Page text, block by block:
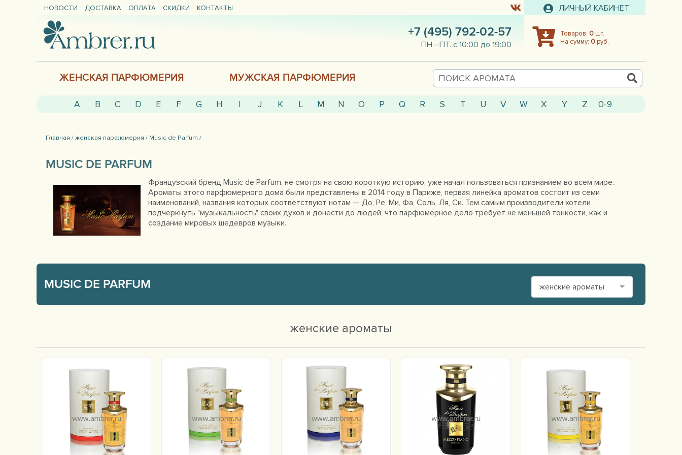
НОВОСТИ ДОСТАВКА ОПЛАТА СКИДКИ КОНТАКТЫ ЛИЧНЫЙ КАБИНЕТ
Товаров: 0шт.
На сумму: 0руб.
+7 (495) 792-02-57
ПН.–ПТ. с 10:00 до 19:00
ЖЕНСКАЯ ПАРФЮМЕРИЯ МУЖСКАЯ ПАРФЮМЕРИЯ
A B C D E F G H I J K L M N O P Q R S T U V W X Y Z 0-9
Главная /женская парфюмерия / Music de Parfum /
MUSIC DE PARFUM
Французский бренд Music de Parfum, не смотря на свою короткую историю, уже начал пользоваться признанием во всем мире.
Ароматы этого парфюмерного дома были представлены в 2014 году в Париже, первая линейка ароматов состоит из семи
наименований, названия которых соответствуют нотам — До, Ре, Ми, Фа, Соль, Ля, Си. Тем самым производители хотели
подчеркнуть "музыкальность" своих духов и донести до людей, что парфюмерное дело требует не меньшей тонкости, как и
создание мировых шедевров музыки.
MUSIC DE PARFUM женские ароматы
женские ароматы